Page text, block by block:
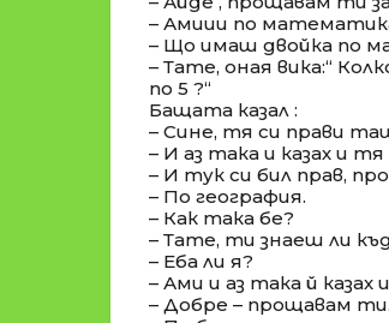
– Амиии по
– Що имаш двойка по
– Тате, оная вика:“
по 5 ?“
Бащата казал :
– Сине, тя си прави
– И аз така и казах и
– И тук си бил прав,
– По география.
– Как така бе?
– Тате, ти знаеш ли
– Еба ли я?
– Ами и аз така й казах
– Добре – прощавам